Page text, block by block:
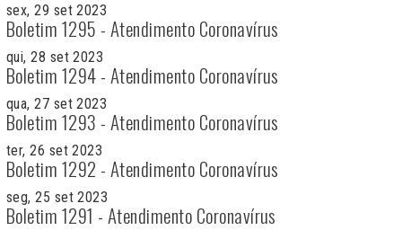
sex, 29 set 2023
Boletim 1295 - Atendimento Coronavírus
qui, 28 set 2023
Boletim 1294 - Atendimento Coronavírus
qua, 27 set 2023
Boletim 1293 - Atendimento Coronavírus
ter, 26 set 2023
Boletim 1292 - Atendimento Coronavírus
seg, 25 set 2023
Boletim 1291 - Atendimento Coronavírus